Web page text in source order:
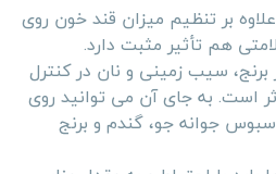
بر تنظیم میزان قند خون روی
هم تأثیر مثبت دارد.
سیب زمینی و نان در کنترل
است. به جای آن می توانید روی
جوانه جو، گندم و برنج